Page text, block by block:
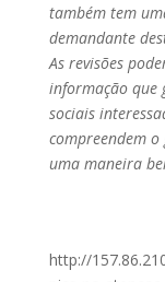
também tem
demandante
As revisões
informação que
sociais
compreendem o
uma maneira
http://